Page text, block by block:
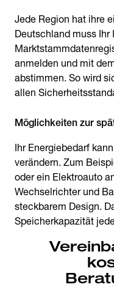
Jede Region hat ihre
Deutschland muss Ihr
anmelden und mit
abstimmen. So wird
allen
Möglichkeiten zur
Ihr Energiebedarf
verändern. Zum
oder ein Elektroauto
Wechselrichter und
steckbarem Design.
Speicherkapazität